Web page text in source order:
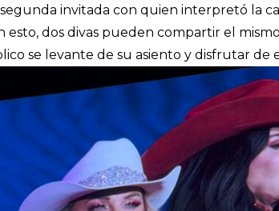
invitada con quien interpretó la
esto, dos divas pueden compartir el
se levante de su asiento y disfrutar de